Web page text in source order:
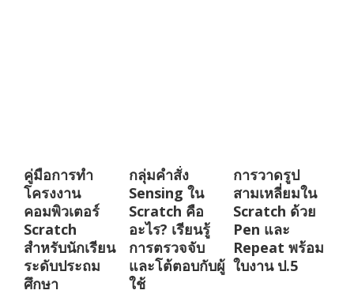
คู่มือการทำ
โครงงาน
คอมพิวเตอร์
Scratch
สำหรับนักเรียน
ระดับประถม
ศึกษา
กลุ่มคำสั่ง
Sensing ใน
Scratch คือ
อะไร? เรียนรู้
การตรวจจับ
และโต้ตอบกับผู้
ใช้
การวาดรูป
สามเหลี่ยมใน
Scratch ด้วย
Pen และ
Repeat พร้อม
ใบงาน ป.5